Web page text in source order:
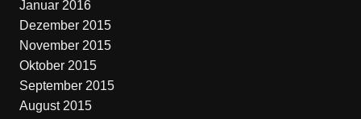
Januar 2016
Dezember 2015
November 2015
Oktober 2015
September 2015
August 2015